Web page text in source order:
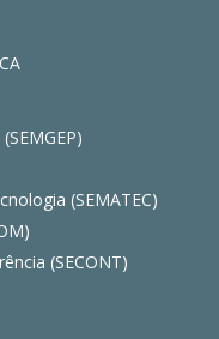
(SEMATEC)
(SECONT)